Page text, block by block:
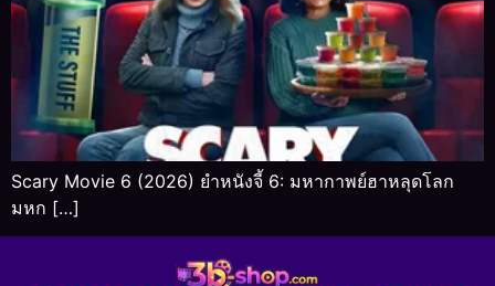
Scary Movie 6 (2026) ยำหนังจี้ 6: มหากาพย์ฮาหลุดโลก
มหก […]